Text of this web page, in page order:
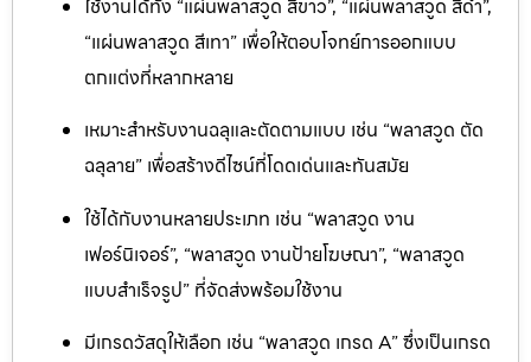
ใช้งานได้ทั้ง “แผ่นพลาสวูด สีขาว”, “แผ่นพลาสวูด สีดำ”,
“แผ่นพลาสวูด สีเทา” เพื่อให้ตอบโจทย์การออกแบบ
ตกแต่งที่หลากหลาย
เหมาะสำหรับงานฉลุและตัดตามแบบ เช่น “พลาสวูด ตัด
ฉลุลาย” เพื่อสร้างดีไซน์ที่โดดเด่นและทันสมัย
ใช้ได้กับงานหลายประเภท เช่น “พลาสวูด งาน
เฟอร์นิเจอร์”, “พลาสวูด งานป้ายโฆษณา”, “พลาสวูด
แบบสำเร็จรูป” ที่จัดส่งพร้อมใช้งาน
มีเกรดวัสดุให้เลือก เช่น “พลาสวูด เกรด A” ซึ่งเป็นเกรด